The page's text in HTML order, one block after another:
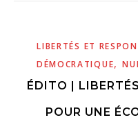
LIBERTÉS ET
DÉMOCRATIQUE,
ÉDITO |
POUR UNE